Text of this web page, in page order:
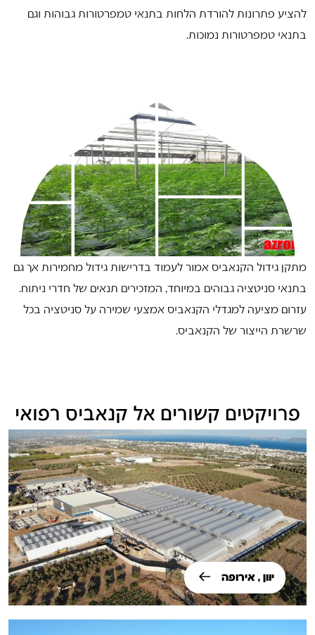
להציע פתרונות להורדת הלחות בתנאי טמפרטורות גבוהות וגם
בתנאי טמפרטורות נמוכות.
מתקן גידול הקנאביס אמור לעמוד בדרישות גידול מחמירות אך גם
בתנאי סניטציה גבוהים במיוחד, המזכירים תנאים של חדרי ניתוח.
עזרום מציעה למגדלי הקנאביס אמצעי שמירה על סניטציה בכל
שרשרת הייצור של הקנאביס.
פרויקטים קשורים אל קנאביס רפואי
יוון , אירופה